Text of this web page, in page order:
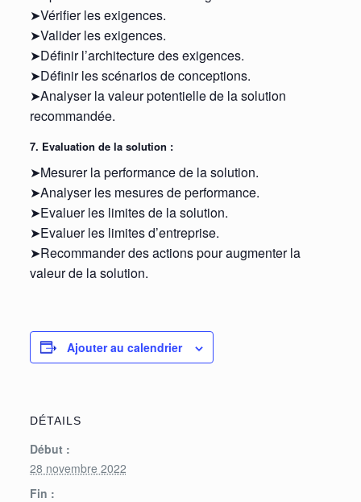
➤Vérifier les exigences.
➤Valider les exigences.
➤Définir l’architecture des exigences.
➤Définir les scénarios de conceptions.
➤Analyser la valeur potentielle de la solution
recommandée.
7. Evaluation de la solution :
➤Mesurer la performance de la solution.
➤Analyser les mesures de performance.
➤Evaluer les limites de la solution.
➤Evaluer les limites d’entreprise.
➤Recommander des actions pour augmenter la
valeur de la solution.
Ajouter au calendrier
DÉTAILS
Début :
28 novembre 2022
Fin :